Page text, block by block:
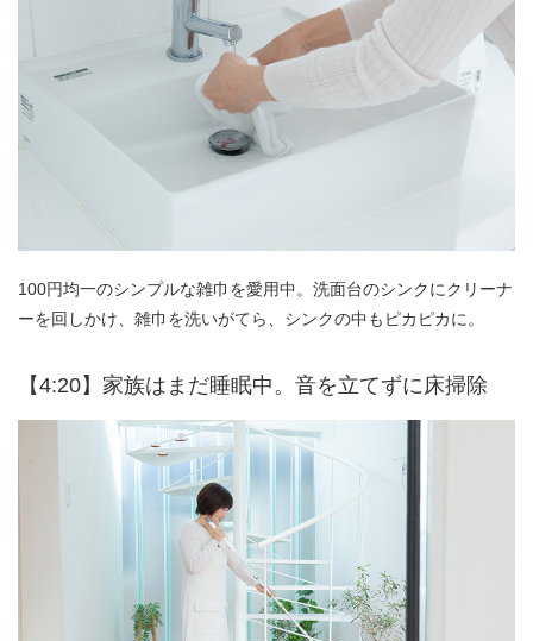
100円均一のシンプルな雑巾を愛用中。洗面台のシンクにクリーナ
ーを回しかけ、雑巾を洗いがてら、シンクの中もピカピカに。
【4:20】家族はまだ睡眠中。音を立てずに床掃除